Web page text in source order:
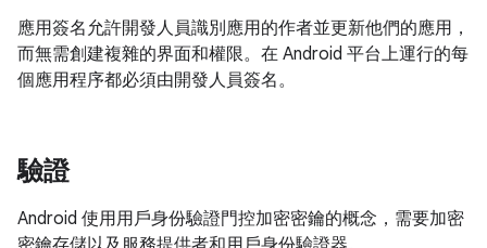
應用簽名允許開發人員識別應用的作者並更新他們的應用，
而無需創建複雜的界面和權限。在 Android 平台上運行的每
個應用程序都必須由開發人員簽名。
驗證
Android 使用用戶身份驗證門控加密密鑰的概念，需要加密